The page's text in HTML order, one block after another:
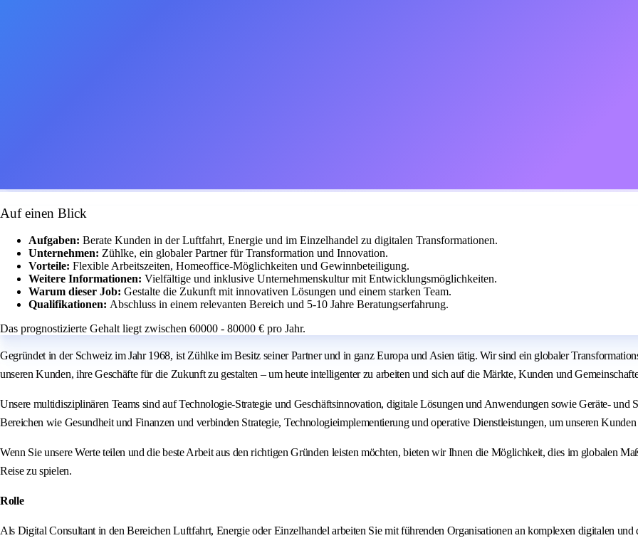
Auf einen Blick
Aufgaben: Berate Kunden in der Luftfahrt, Energie und im Einzelhandel zu digitalen Transformationen.
Unternehmen: Zühlke, ein globaler Partner für Transformation und Innovation.
Vorteile: Flexible Arbeitszeiten, Homeoffice-Möglichkeiten und Gewinnbeteiligung.
Weitere Informationen: Vielfältige und inklusive Unternehmenskultur mit Entwicklungsmöglichkeiten.
Warum dieser Job: Gestalte die Zukunft mit innovativen Lösungen und einem starken Team.
Qualifikationen: Abschluss in einem relevanten Bereich und 5-10 Jahre Beratungserfahrung.
Das prognostizierte Gehalt liegt zwischen 60000 - 80000 € pro Jahr.
Gegründet in der Schweiz im Jahr 1968, ist Zühlke im Besitz seiner Partner und in ganz Europa und Asien tätig. Wir sind ein globaler
unseren Kunden, ihre Geschäfte für die Zukunft zu gestalten – um heute intelligenter zu arbeiten und sich auf die Märkte, Kunden und
Unsere multidisziplinären Teams sind auf Technologie-Strategie und Geschäftsinnovation, digitale Lösungen und Anwendungen sowie Geräte-
Bereichen wie Gesundheit und Finanzen und verbinden Strategie, Technologieimplementierung und operative Dienstleistungen, um unseren
Wenn Sie unsere Werte teilen und die beste Arbeit aus den richtigen Gründen leisten möchten, bieten wir Ihnen die Möglichkeit, dies im globalen
Reise zu spielen.
Rolle
Als Digital Consultant in den Bereichen Luftfahrt, Energie oder Einzelhandel arbeiten Sie mit führenden Organisationen an komplexen digitalen und